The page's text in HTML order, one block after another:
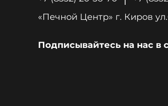
«Печной Центр»
Подписывайтесь на нас в